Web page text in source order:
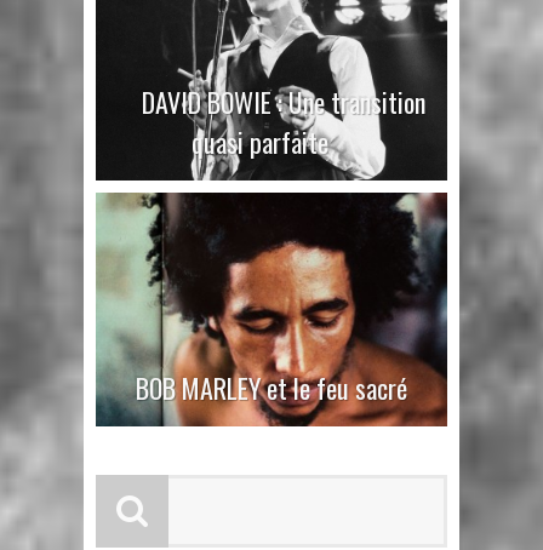
DAVID BOWIE : Une transition
quasi parfaite
BOB MARLEY et le feu sacré